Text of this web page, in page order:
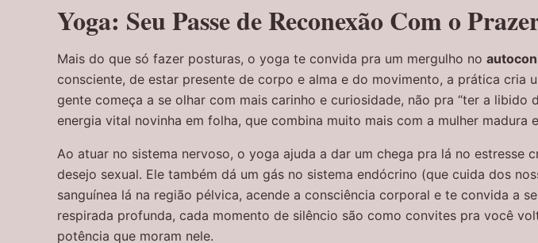
Yoga: Seu Passe de Reconexão Com o
Mais do que só fazer posturas, o yoga te convida pra um mergulho no
consciente, de estar presente de corpo e alma e do movimento, a prática cria
gente começa a se olhar com mais carinho e curiosidade, não pra “ter a libido
energia vital novinha em folha, que combina muito mais com a mulher madura
Ao atuar no sistema nervoso, o yoga ajuda a dar um chega pra lá no
desejo sexual. Ele também dá um gás no sistema endócrino (que cuida dos
sanguínea lá na região pélvica, acende a consciência corporal e te convida a
respirada profunda, cada momento de silêncio são como convites pra você
potência que moram nele.